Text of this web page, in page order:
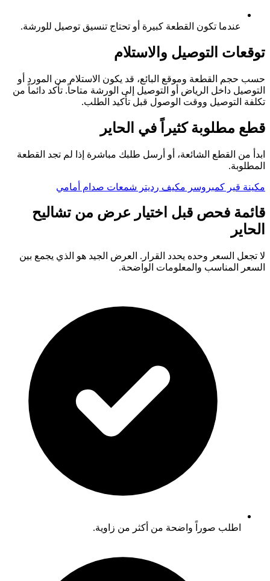
عندما تكون القطعة كبيرة أو تحتاج تنسيق توصيل للورشة.
توقعات التوصيل والاستلام
حسب حجم القطعة وموقع البائع، قد يكون الاستلام من المورد أو
التوصيل داخل الرياض أو التوصيل إلى الورشة متاحاً. تأكد دائماً من
تكلفة التوصيل ووقت الوصول قبل تأكيد الطلب.
قطع مطلوبة كثيراً في الحاير
ابدأ من القطع الشائعة، أو أرسل طلبك مباشرة إذا لم تجد القطعة
المطلوبة.
مكينة قير كمبروسر مكيف رديتر شمعات صدام أمامي
قائمة فحص قبل اختيار عرض من تشاليح
الحاير
لا تجعل السعر وحده يحدد القرار. العرض الجيد هو الذي يجمع بين
السعر المناسب والمعلومات الواضحة.
اطلب صوراً واضحة من أكثر من زاوية.